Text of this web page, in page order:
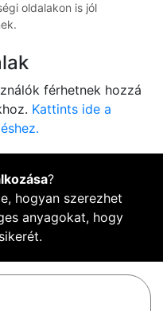
oldalakon is jól
férhetnek hozzá
Kattints ide a
?
hogyan szerezhet
anyagokat, hogy